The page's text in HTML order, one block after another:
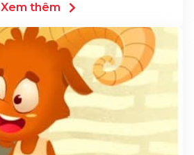
Xem thêm